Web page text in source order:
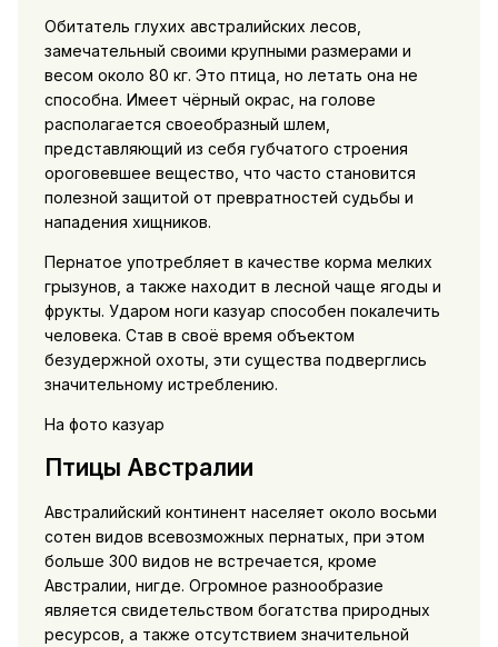
Обитатель глухих австралийских лесов,
замечательный своими крупными размерами и
весом около 80 кг. Это птица, но летать она не
способна. Имеет чёрный окрас, на голове
располагается своеобразный шлем,
представляющий из себя губчатого строения
ороговевшее вещество, что часто становится
полезной защитой от превратностей судьбы и
нападения хищников.
Пернатое употребляет в качестве корма мелких
грызунов, а также находит в лесной чаще ягоды и
фрукты. Ударом ноги казуар способен покалечить
человека. Став в своё время объектом
безудержной охоты, эти существа подверглись
значительному истреблению.
На фото казуар
Птицы Австралии
Австралийский континент населяет около восьми
сотен видов всевозможных пернатых, при этом
больше 300 видов не встречается, кроме
Австралии, нигде. Огромное разнообразие
является свидетельством богатства природных
ресурсов, а также отсутствием значительной